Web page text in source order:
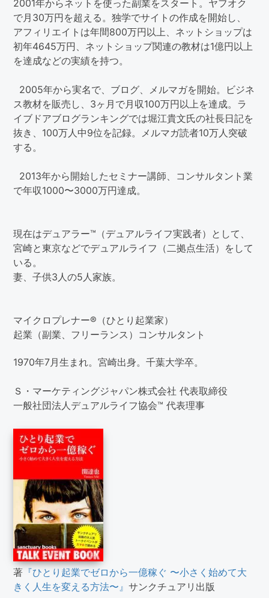
2001年からネットを使った副業をスタート。ヤフオク
で月30万円を超える。独学でサイトの作成を開始し、
アフィリエイトは年間800万円以上、ネットショップは
初年4645万円、ネットショップ関連の教材は1億円以上
を達成などの実績を持つ。
2005年から実名で、ブログ、メルマガを開始。ビジネ
ス教材を販売し、3ヶ月で月収100万円以上を達成。ラ
イブドアブログランキングでは堀江貴文氏の社長日記を
抜き、100万人中9位を記録。メルマガ読者10万人突破
する。
2013年から開始したセミナー講師、コンサルタント業
で年収1000〜3000万円達成。
現在はデュアラー™（デュアルライフ実践者）として、
宮崎と東京などでデュアルライフ（二拠点生活）をして
いる。
妻、子供3人の5人家族。
マイクロプレナー®（ひとり起業家）
起業（副業、フリーランス）コンサルタント
1970年7月生まれ。宮崎出身。千葉大学卒。
Ｓ・マーケティングジャパン株式会社 代表取締役
一般社団法人デュアルライフ協会™ 代表理事
著 『ひとり起業でゼロから一億稼ぐ 〜小さく始めて大
きく人生を変える方法〜』サンクチュアリ出版